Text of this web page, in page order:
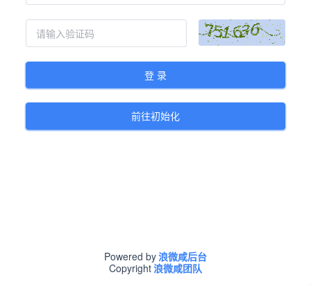
登 录
前往初始化
Powered by浪微咸后台
Copyright浪微咸团队